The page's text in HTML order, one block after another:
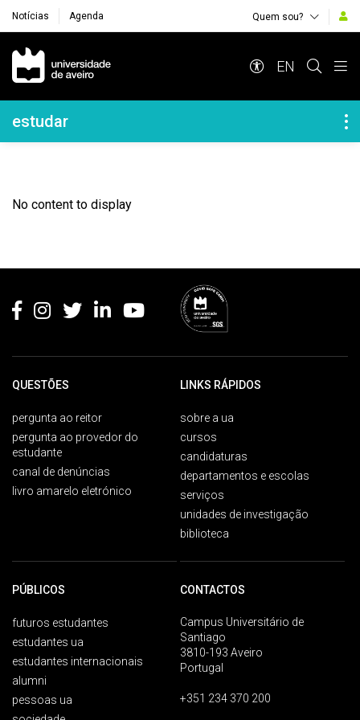
Notícias Agenda Quem sou?
Navegação Principal
EN
Navegação Lateral
estudar
No content to display
QUESTÕES
pergunta ao reitor
pergunta ao provedor do
estudante
canal de denúncias
livro amarelo eletrónico
LINKS RÁPIDOS
sobre a ua
cursos
candidaturas
departamentos e escolas
serviços
unidades de investigação
biblioteca
PÚBLICOS
futuros estudantes
estudantes ua
estudantes internacionais
alumni
pessoas ua
CONTACTOS
Campus Universitário de
Santiago
3810-193 Aveiro
Portugal
+351 234 370 200